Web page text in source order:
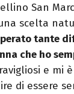
San
scelta
tante
che ho
e mi
di essere